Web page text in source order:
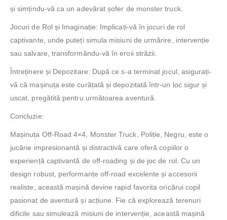
și simțindu-vă ca un adevărat șofer de monster truck.
Jocuri de Rol și Imaginație: Implicați-vă în jocuri de rol
captivante, unde puteți simula misiuni de urmărire, intervenție
sau salvare, transformându-vă în eroii străzii.
Întreținere și Depozitare: După ce s-a terminat jocul, asigurați-
vă că mașinuța este curățată și depozitată într-un loc sigur și
uscat, pregătită pentru următoarea aventură.
Concluzie:
Mașinuța Off-Road 4×4, Monster Truck, Poliție, Negru, este o
jucărie impresionantă și distractivă care oferă copiilor o
experiență captivantă de off-roading și de joc de rol. Cu un
design robust, performanțe off-road excelente și accesorii
realiste, această mașină devine rapid favorita oricărui copil
pasionat de aventură și acțiune. Fie că explorează terenuri
dificile sau simulează misiuni de intervenție, această mașină